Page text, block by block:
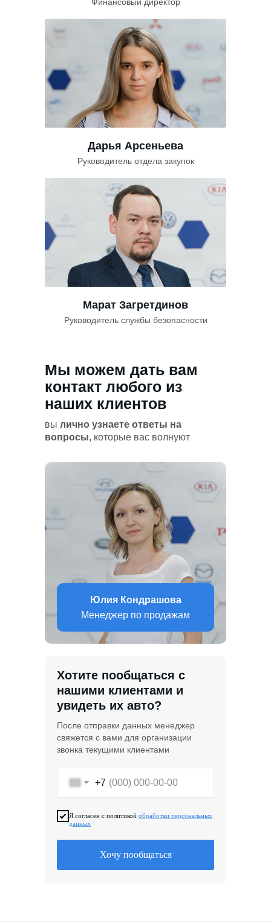
Дарья Арсеньева
Руководитель отдела закупок
Марат Загретдинов
Руководитель службы безопасности
Мы можем дать вам
контакт любого из
наших клиентов
вы лично узнаете ответы на
вопросы, которые вас волнуют
+7
Я согласен с политикой обработки персональных
данных
Хочу пообщаться
Хотите пообщаться с
нашими клиентами и
увидеть их авто?
После отправки данных менеджер
свяжется с вами для организации
звонка текущими клиентами
Юлия Кондрашова
Менеджер по продажам